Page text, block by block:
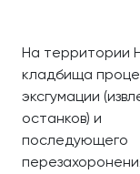
На территории
кладбища
эксгумации
останков) и
последующего